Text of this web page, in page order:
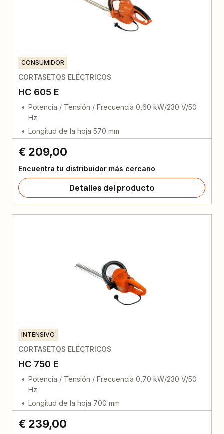
CONSUMIDOR
CORTASETOS ELÉCTRICOS
HC 605 E
Potencia / Tensión / Frecuencia 0,60 kW/230 V/50
Hz
Longitud de la hoja 570 mm
€ 209,00
Encuentra tu distribuidor más cercano
Detalles del producto
INTENSIVO
CORTASETOS ELÉCTRICOS
HC 750 E
Potencia / Tensión / Frecuencia 0,70 kW/230 V/50
Hz
Longitud de la hoja 700 mm
€ 239,00